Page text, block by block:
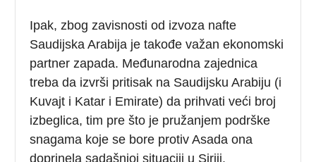
Ipak, zbog zavisnosti od izvoza nafte
Saudijska Arabija je takođe važan ekonomski
partner zapada. Međunarodna zajednica
treba da izvrši pritisak na Saudijsku Arabiju (i
Kuvajt i Katar i Emirate) da prihvati veći broj
izbeglica, tim pre što je pružanjem podrške
snagama koje se bore protiv Asada ona
doprinela sadašnjoj situaciji u Siriji.